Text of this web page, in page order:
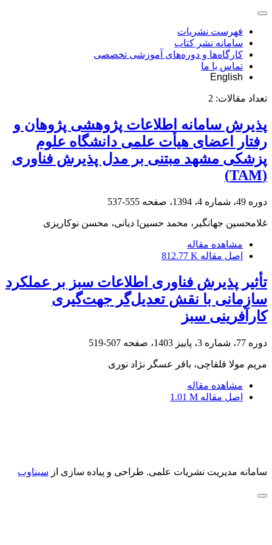
فهرست نشریات
سامانه نشر کتاب
کارگاه‌ها و دوره‌های آموزشی تخصصی
تماس با ما
English
تعداد مقالات: 2
پذیرش سامانه اطلاعات پژوهشی پژوهان و
رفتار اعضای هیأت علمی دانشگاه علوم
پزشکی مشهد مبتنی بر مدل پذیرش فناوری
(TAM)
دوره 49، شماره 4، 1394، صفحه 555-537
غلامحسین جهانگیر، محمد حسینl دیانی، محسن نوکاریزی
مشاهده مقاله
اصل مقاله 812.77 K
تأثیر پذیرش فناوری اطلاعات سبز بر عملکرد
سازمانی با نقش تعدیل‌گر جهت‌گیری
کارآفرینی سبز
دوره 77، شماره 3، پاییز 1403، صفحه 507-519
مریم مولا قلقاچی، باقر عسگر نژاد نوری
مشاهده مقاله
اصل مقاله 1.01 M
سامانه مدیریت نشریات علمی. طراحی و پیاده سازی از سیناوب